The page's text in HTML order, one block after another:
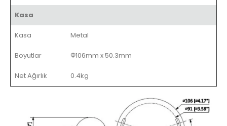
Kasa
Kasa Metal
Boyutlar Φ106mm x 50.3mm
Net Ağırlık 0.4kg